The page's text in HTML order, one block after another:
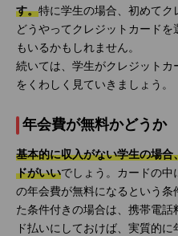
す。特に学生の場合、初めてク
どうやってクレジットカード
もいるかもしれません。
続いては、学生がクレジットカ
をくわしく見ていきましょう。
年会費が無料かどうか
基本的に収入がない学生の場
ドがいいでしょう。カードの
の年会費が無料になるという条
た条件付きの場合は、携帯電
ド払いにしておけば、実質的に